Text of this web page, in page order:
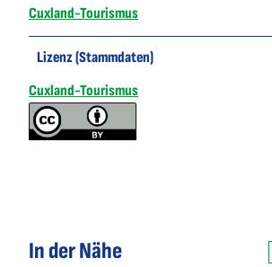
Cuxland-Tourismus
Lizenz (Stammdaten)
Cuxland-Tourismus
In der Nähe